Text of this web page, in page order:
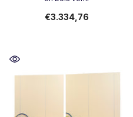
€3.334,76